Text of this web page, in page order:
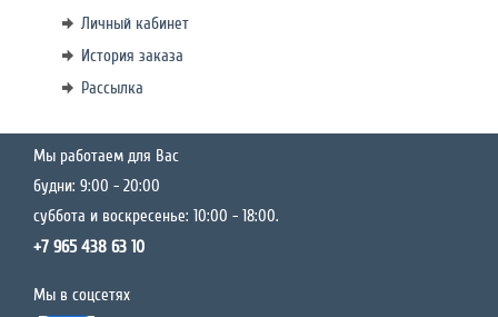
Личный кабинет
История заказа
Рассылка
Мы работаем для Вас
будни: 9:00 - 20:00
суббота и воскресенье: 10:00 - 18:00.
+7 965 438 63 10
Мы в соцсетях